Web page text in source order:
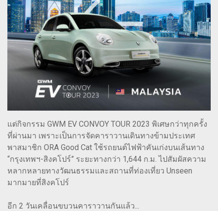
แต่กิจกรรม GWM EV CONVOY TOUR 2023 พิเศษกว่าทุกครั้ง
ที่ผ่านมา เพราะเป็นการจัดคาราวานเดินทางข้ามประเทศ
พาสมาชิก ORA Good Cat ใช้รถยนต์ไฟฟ้าคันเก่งบนเส้นทาง
“กรุงเทพฯ-สิงคโปร์” ระยะทางกว่า 1,644 ก.ม. ไปสัมผัสความ
หลากหลายทางวัฒนธรรมและสถานที่ท่องเที่ยว Unseen
มากมายที่สิงคโปร์
อีก 2 วันเคลื่อนขบวนคาราวานกันแล้ว...